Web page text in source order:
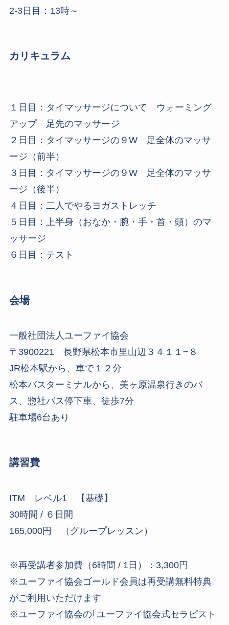
2-3日目：13時～
カリキュラム
１日目：タイマッサージについて ウォーミング
アップ 足先のマッサージ
２日目：タイマッサージの９W 足全体のマッサ
ージ（前半）
３日目：タイマッサージの９W 足全体のマッサ
ージ（後半）
４日目：二人でやるヨガストレッチ
５日目：上半身（おなか・腕・手・首・頭）のマ
ッサージ
６日目：テスト
会場
一般社団法人ユーファイ協会
〒3900221 長野県松本市里山辺３４１１−８
JR松本駅から、車で１２分
松本バスターミナルから、美ヶ原温泉行きのバ
ス、惣社バス停下車、徒歩7分
駐車場6台あり
講習費
ITM レベル1 【基礎】
30時間 / ６日間
165,000円 （グループレッスン）
※再受講者参加費（6時間 / 1日）：3,300円
※ユーファイ協会ゴールド会員は再受講無料特典
がご利用いただけます
※ユーファイ協会の｢ユーファイ協会式セラピスト